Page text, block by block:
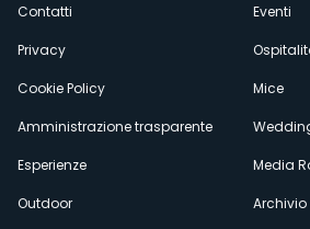
Contatti
Privacy
Cookie Policy
Amministrazione trasparente
Esperienze
Outdoor
Eventi
Mice
Media
Archivio